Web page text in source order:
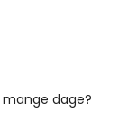
mange dage?